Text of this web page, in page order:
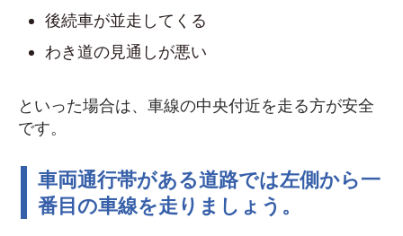
後続車が並走してくる
わき道の見通しが悪い
といった場合は、車線の中央付近を走る方が安全
です。
車両通行帯がある道路では左側から一
番目の車線を走りましょう。